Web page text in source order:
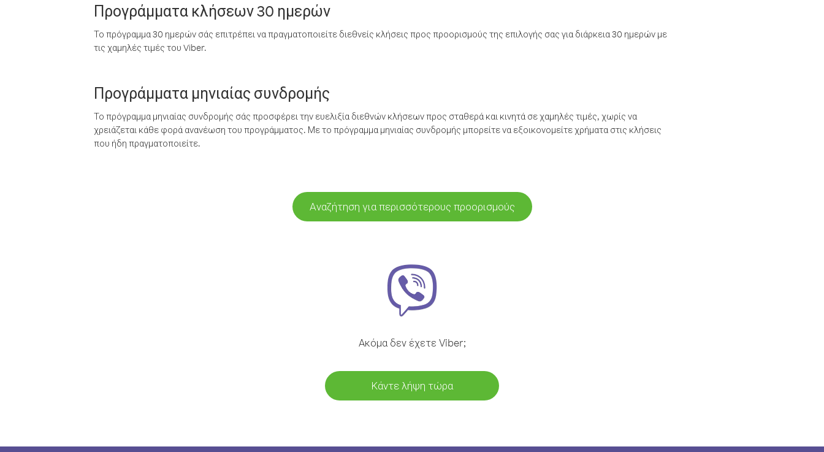
Προγράμματα κλήσεων 30 ημερών
Το πρόγραμμα 30 ημερών σάς επιτρέπει να πραγματοποιείτε διεθνείς κλήσεις προς προορισμούς της επιλογής σας για διάρκεια 30 ημερών με
τις χαμηλές τιμές του Viber.
Προγράμματα μηνιαίας συνδρομής
Το πρόγραμμα μηνιαίας συνδρομής σάς προσφέρει την ευελιξία διεθνών κλήσεων προς σταθερά και κινητά σε χαμηλές τιμές, χωρίς να
χρειάζεται κάθε φορά ανανέωση του προγράμματος. Με το πρόγραμμα μηνιαίας συνδρομής μπορείτε να εξοικονομείτε χρήματα στις κλήσεις
που ήδη πραγματοποιείτε.
Αναζήτηση για περισσότερους προορισμούς
Ακόμα δεν έχετε Viber;
Κάντε λήψη τώρα